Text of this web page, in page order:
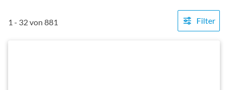
Filter
1 - 32von 881